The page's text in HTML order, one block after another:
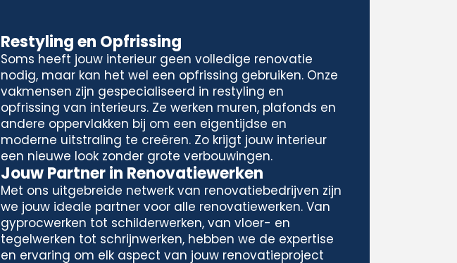
Restyling en Opfrissing
Soms heeft jouw interieur geen volledige renovatie
nodig, maar kan het wel een opfrissing gebruiken. Onze
vakmensen zijn gespecialiseerd in restyling en
opfrissing van interieurs. Ze werken muren, plafonds en
andere oppervlakken bij om een eigentijdse en
moderne uitstraling te creëren. Zo krijgt jouw interieur
een nieuwe look zonder grote verbouwingen.
Jouw Partner in Renovatiewerken
Met ons uitgebreide netwerk van renovatiebedrijven zijn
we jouw ideale partner voor alle renovatiewerken. Van
gyprocwerken tot schilderwerken, van vloer- en
tegelwerken tot schrijnwerken, hebben we de expertise
en ervaring om elk aspect van jouw renovatieproject